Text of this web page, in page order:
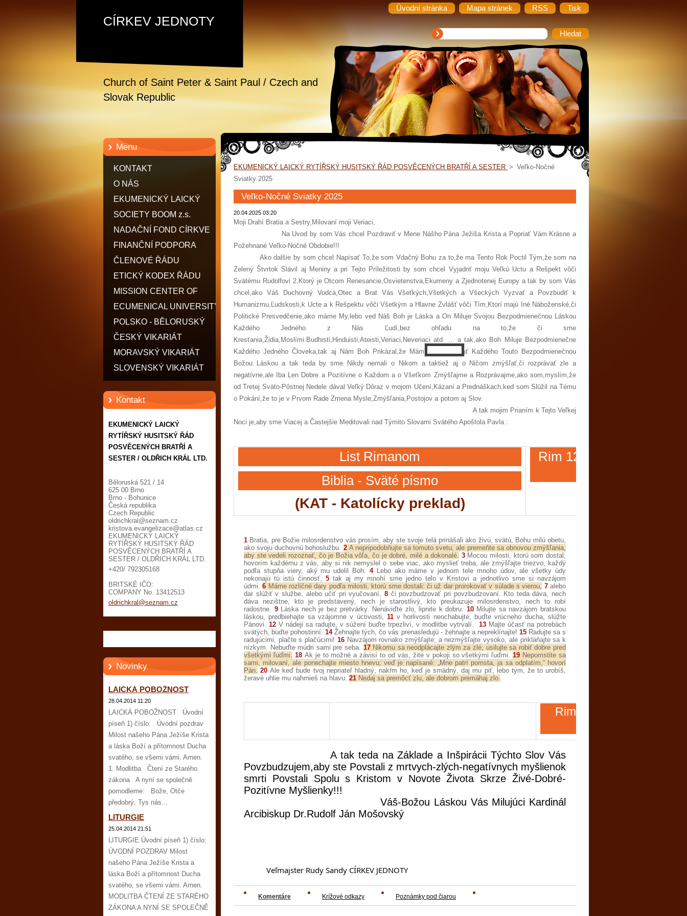
Úvodní stránka Mapa stránek RSS Tisk
CÍRKEV JEDNOTY
Church of Saint Peter & Saint Paul / Czech and
Slovak Republic
Menu
KONTAKT
O NÁS
EKUMENICKÝ LAICKÝ
RYTÍŘSKÝ HUSITSKÝ ŘÁD
POSVĚCENÝCH BRATŘÍ A
SESTER / OLDŘICH KRÁL
LTD.
SOCIETY BOOM z.s.
NADAČNÍ FOND CÍRKVE
FINANČNÍ PODPORA
ČLENOVÉ ŘÁDU
ETICKÝ KODEX ŘÁDU
MISSION CENTER OF
MOTHER TERESA - CMMT
ECUMENICAL UNIVERSITY
POLSKO - BĚLORUSKÝ
VIKARIÁT
ČESKÝ VIKARIÁT
MORAVSKÝ VIKARIÁT
SLOVENSKÝ VIKARIÁT
Kontakt
EKUMENICKÝ LAICKÝ
RYTÍŘSKÝ HUSITSKÝ ŘÁD
POSVĚCENÝCH BRATŘÍ A
SESTER / OLDŘICH KRÁL LTD.
Běloruská 521 / 14
625 00 Brno
Brno - Bohunice
Česká republika
Czech Republic
oldrichkral@seznam.cz
kristova.evangelizace@atlas.cz
EKUMENICKÝ LAICKÝ
RYTÍŘSKÝ HUSITSKÝ ŘÁD
POSVĚCENÝCH BRATŘÍ A
SESTER / OLDŘICH KRÁL LTD.
+420/ 792305168
BRITSKÉ IČO:
COMPANY No. 13412513
oldrichkral@seznam.cz
Novinky
LAICKÁ POBOŽNOST
28.04.2014 11:20
LAICKÁ POBOŽNOST Úvodní
píseň 1) číslo: Úvodní pozdrav
Milost našeho Pána Ježíše Krista
a láska Boží a přítomnost Ducha
svatého, se všemi vámi. Amen.
1. Modlitba Čtení ze Starého
zákona A nyní se společně
pomodleme: Bože, Otče
předobrý, Tys nás...
LITURGIE
25.04.2014 21:51
LITURGIE Úvodní píseň 1) číslo:
ÚVODNÍ POZDRAV Milost
našeho Pána Ježíše Krista a
láska Boží a přítomnost Ducha
svatého, se všemi vámi. Amen.
MODLITBA ČTENÍ ZE STARÉHO
ZÁKONA A NYNÍ SE SPOLEČNĚ
EKUMENICKÝ LAICKÝ RYTÍŘSKÝ HUSITSKÝ ŘÁD POSVĚCENÝCH BRATŘÍ A SESTER > Veľko-Nočné
Sviatky 2025
Veľko-Nočné Sviatky 2025
20.04.2025 03:20
Moji Drahí Bratia a Sestry,Milovaní moji Veriaci,
Na Uvod by som Vás chcel Pozdraviť v Mene Nášho Pána Ježiša Krista a Popriať Vám Krásne a
Požehnané Veľko-Nočné Obdobie!!!
Ako dalšie by som chcel Napísať To,že som Vdačný Bohu za to,že ma Tento Rok Poctil Tým,že som na
Zelený Štvrtok Slávil aj Meniny a pri Tejto Príležitosti by som chcel Vyjadriť moju Veľkú Uctu a Rešpekt vôči
Svätému Rudolfovi 2,Ktorý je Otcom Renesancie,Osvietenstva,Ekumeny a Zjednotenej Europy a tak by som Vás
chcel,ako Váš Duchovný Vodca,Otec a Brat Vás Všeťkých,Všetkých a Všeckých Vyzvať a Povzbudiť k
Humanizmu,Ľudskosti,k Ucte a k Rešpektu vôči Všetkým a Hlavne Zvlášť vôči Tím,Ktorí majú Iné Náboženské,či
Politické Presvedčenie,ako máme My,lebo ved Náš Boh je Láska a On Miluje Svojou Bezpodmienečnou Láskou
Každého Jedného z Nás Ľudí,bez ohľadu na to,že či sme
Kresťania,Židia,Moslími.Budhisti,Hinduisti,Ateisti,Veriaci,Neveriaci atd. ... a tak,ako Boh Miluje Bezpodmienečne
Každého Jedného Človeka,tak aj Nám Boh Prikázal,že Máme tiež Milovať Každého Touto Bezpodmienečnou
Božou Láskou a tak teda by sme Nikdy nemali o Nikom a taktiež aj o Ničom zmýšľať,či rozprávať zle a
negatívne,ale Iba Len Dobre a Pozitívne o Každom a o Všeťkom Zmýšľajme a Rozprávajme,ako som,myslím,že
od Tretej Sväto-Pôstnej Nedele dával Veľký Dôraz v mojom Učení,Kázaní a Prednáškach,ked som Slúžil na Tému
o Pokání,že to je v Prvom Rade Zmena Mysle,Zmýšľania,Postojov a potom aj Slov.
A tak mojim Prianím k Tejto Veľkej
Noci je,aby sme Viacej a Častejšie Meditovali nad Týmito Slovami Svätého Apoštola Pavla :
List Rimanom
Biblia - Sväté písmo
(KAT - Katolícky preklad)
Rim 12, 1-
1 Bratia, pre Božie milosrdenstvo vás prosím, aby ste svoje telá prinášali ako živú, svätú, Bohu milú obetu,
ako svoju duchovnú bohoslužbu. 2A nepripodobňujte sa tomuto svetu, ale premeňte sa obnovou zmýšľania,
aby ste vedeli rozoznať, čo je Božia vôľa, čo je dobré, milé a dokonalé. 3Mocou milosti, ktorú som dostal,
hovorím každému z vás, aby si nik nemyslel o sebe viac, ako myslieť treba, ale zmýšľajte triezvo, každý
podľa stupňa viery, aký mu udelil Boh. 4Lebo ako máme v jednom tele mnoho údov, ale všetky údy
nekonajú tú istú činnosť, 5tak aj my mnohí sme jedno telo v Kristovi a jednotlivo sme si navzájom
údmi. 6 Máme rozličné dary podľa milosti, ktorú sme dostali: či už dar prorokovať v súlade s vierou, 7alebo
dar slúžiť v službe, alebo učiť pri vyučovaní, 8 či povzbudzovať pri povzbudzovaní. Kto teda dáva, nech
dáva nezištne, kto je predstavený, nech je starostlivý, kto preukazuje milosrdenstvo, nech to robí
radostne. 9Láska nech je bez pretvárky. Nenáviďte zlo, lipnite k dobru. 10Milujte sa navzájom bratskou
láskou, predbiehajte sa vzájomne v úctivosti, 11v horlivosti neochabujte, buďte vrúcneho ducha, slúžte
Pánovi. 12 V nádeji sa radujte, v súžení buďte trpezliví, v modlitbe vytrvalí. 13 Majte účasť na potrebách
svätých, buďte pohostinní. 14Žehnajte tých, čo vás prenasledujú - žehnajte a nepreklínajte! 15Radujte sa s
radujúcimi, plačte s plačúcimi! 16Navzájom rovnako zmýšľajte; a nezmýšľajte vysoko, ale prikláňajte sa k
nízkym. Nebuďte múdri sami pre seba. 17Nikomu sa neodplácajte zlým za zlé; usilujte sa robiť dobre pred
všetkými ľuďmi. 18Ak je to možné a závisí to od vás, žite v pokoji so všetkými ľuďmi. 19 Nepomstite sa
sami, milovaní, ale ponechajte miesto hnevu; veď je napísané: „Mne patrí pomsta, ja sa odplatím,“ hovorí
Pán. 20 Ale keď bude tvoj nepriateľ hladný, nakŕm ho, keď je smädný, daj mu piť, lebo tým, že to urobíš,
žeravé uhlie mu nahrnieš na hlavu. 21 Nedaj sa premôcť zlu, ale dobrom premáhaj zlo.
Rim 12, 1-
A tak teda na Základe a Inšpirácii Týchto Slov Vás
Povzbudzujem,aby ste Povstali z mrtvych-zlých-negatívnych myšlienok
smrti Povstali Spolu s Kristom v Novote Života Skrze Živé-Dobré-
Pozitívne Myšlienky!!!
Váš-Božou Láskou Vás Milujúci Kardinál
Arcibiskup Dr.Rudolf Ján Mošovský
		Veľmajster Rudy Sandy CÍRKEV JEDNOTY
Komentáre Krížové odkazy Poznámky pod čiarou